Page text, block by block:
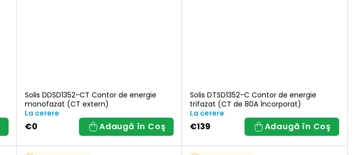
Solis DDSD1352-CT Contor de energie
monofazat (CT extern)
La cerere
€0 Adaugă în Coş
Solis DTSD1352-C Contor de energie
trifazat (CT de 80A încorporat)
La cerere
€139 Adaugă în Coş